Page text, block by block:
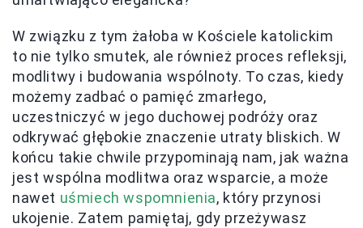
W związku z tym żałoba w Kościele katolickim
to nie tylko smutek, ale również proces refleksji,
modlitwy i budowania wspólnoty. To czas, kiedy
możemy zadbać o pamięć zmarłego,
uczestniczyć w jego duchowej podróży oraz
odkrywać głębokie znaczenie utraty bliskich. W
końcu takie chwile przypominają nam, jak ważna
jest wspólna modlitwa oraz wsparcie, a może
nawet uśmiech wspomnienia, który przynosi
ukojenie. Zatem pamiętaj, gdy przeżywasz